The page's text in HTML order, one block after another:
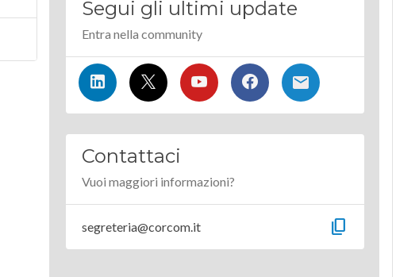
Segui gli ultimi update
Entra nella community
Contattaci
Vuoi maggiori informazioni?
segreteria@corcom.it content_copy